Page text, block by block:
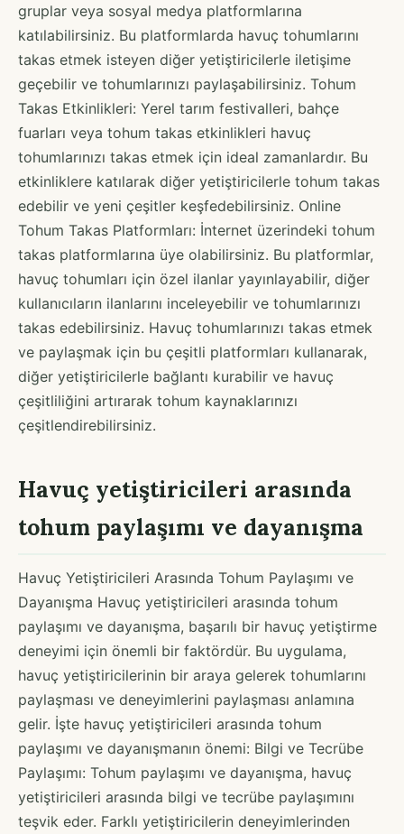
gruplar veya sosyal medya platformlarına
katılabilirsiniz. Bu platformlarda havuç tohumlarını
takas etmek isteyen diğer yetiştiricilerle iletişime
geçebilir ve tohumlarınızı paylaşabilirsiniz. Tohum
Takas Etkinlikleri: Yerel tarım festivalleri, bahçe
fuarları veya tohum takas etkinlikleri havuç
tohumlarınızı takas etmek için ideal zamanlardır. Bu
etkinliklere katılarak diğer yetiştiricilerle tohum takas
edebilir ve yeni çeşitler keşfedebilirsiniz. Online
Tohum Takas Platformları: İnternet üzerindeki tohum
takas platformlarına üye olabilirsiniz. Bu platformlar,
havuç tohumları için özel ilanlar yayınlayabilir, diğer
kullanıcıların ilanlarını inceleyebilir ve tohumlarınızı
takas edebilirsiniz. Havuç tohumlarınızı takas etmek
ve paylaşmak için bu çeşitli platformları kullanarak,
diğer yetiştiricilerle bağlantı kurabilir ve havuç
çeşitliliğini artırarak tohum kaynaklarınızı
çeşitlendirebilirsiniz.
Havuç yetiştiricileri arasında
tohum paylaşımı ve dayanışma
Havuç Yetiştiricileri Arasında Tohum Paylaşımı ve
Dayanışma Havuç yetiştiricileri arasında tohum
paylaşımı ve dayanışma, başarılı bir havuç yetiştirme
deneyimi için önemli bir faktördür. Bu uygulama,
havuç yetiştiricilerinin bir araya gelerek tohumlarını
paylaşması ve deneyimlerini paylaşması anlamına
gelir. İşte havuç yetiştiricileri arasında tohum
paylaşımı ve dayanışmanın önemi: Bilgi ve Tecrübe
Paylaşımı: Tohum paylaşımı ve dayanışma, havuç
yetiştiricileri arasında bilgi ve tecrübe paylaşımını
teşvik eder. Farklı yetiştiricilerin deneyimlerinden